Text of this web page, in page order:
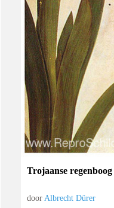
Trojaanse regenboog
door Albrecht Dürer